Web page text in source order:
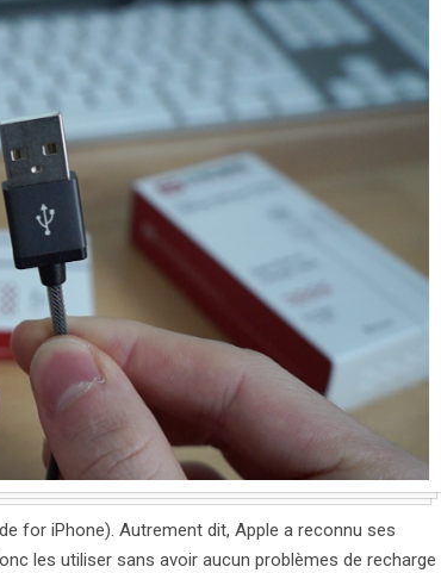
for iPhone). Autrement dit, Apple a reconnu ses
les utiliser sans avoir aucun problèmes de recharge